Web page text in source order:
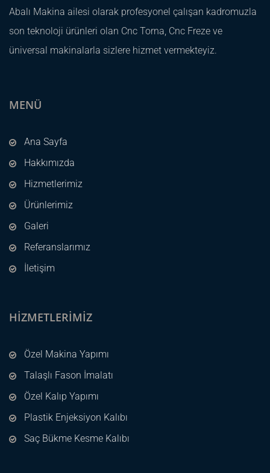
Abalı Makina ailesi olarak profesyonel çalışan kadromuzla
son teknoloji ürünleri olan Cnc Torna, Cnc Freze ve
üniversal makinalarla sizlere hizmet vermekteyiz.
MENÜ
Ana Sayfa
Hakkımızda
Hizmetlerimiz
Ürünlerimiz
Galeri
Referanslarımız
İletişim
HIZMETLERIMIZ
Özel Makina Yapımı
Talaşlı Fason İmalatı
Özel Kalıp Yapımı
Plastik Enjeksiyon Kalıbı
Saç Bükme Kesme Kalıbı